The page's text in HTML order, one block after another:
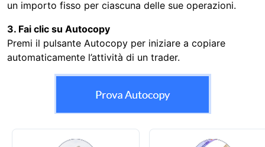
un importo fisso per ciascuna delle sue operazioni.
3. Fai clic su Autocopy
Premi il pulsante Autocopy per iniziare a copiare
automaticamente l’attività di un trader.